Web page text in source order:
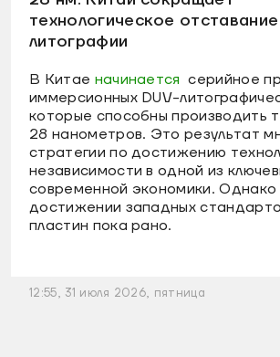
технологическое
литографии
В Китае начинается серийное
иммерсионных DUV-
которые способны производить
28 нанометров. Это результат
стратегии по достижению
независимости в одной из
современной экономики. Однако
достижении западных
пластин пока рано.
12:55, 31 июля 2026, пятница